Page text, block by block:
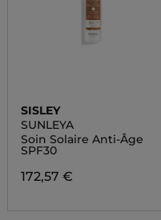
SISLEY
SUNLEYA
Soin Solaire Anti-Âge
SPF30
172,57 €